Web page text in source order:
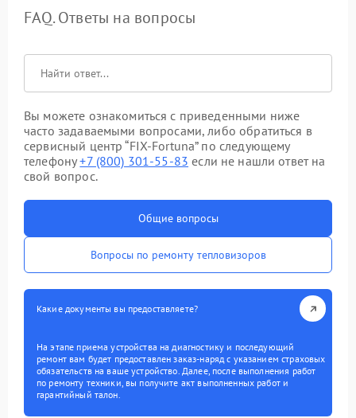
FAQ. Ответы на вопросы
Вы можете ознакомиться с приведенными ниже
часто задаваемыми вопросами, либо обратиться в
сервисный центр “FIX-Fortuna” по следующему
телефону+7 (800) 301-55-83 если не нашли ответ на
свой вопрос.
Общие вопросы
Вопросы по ремонту тепловизоров
Какие документы вы предоставляете?
На этапе приема устройства на диагностику и последующий
ремонт вам будет предоставлен заказ-наряд с указанием страховых
обязательств на ваше устройство. Далее, после выполнения работ
по ремонту техники, вы получите акт выполненных работ и
гарантийный талон.